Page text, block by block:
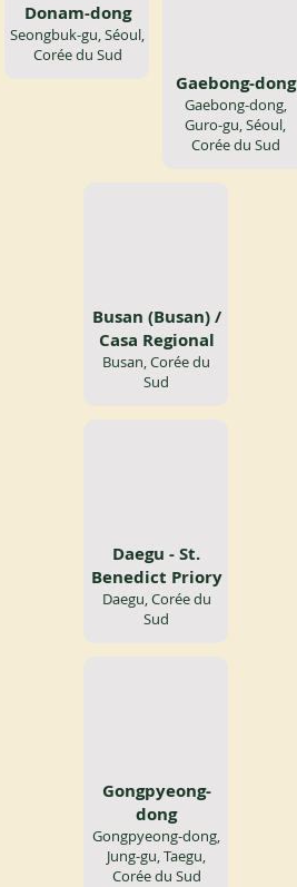
Donam-dong
Seongbuk-gu, Séoul,
Corée du Sud
Gaebong-dong
Gaebong-dong,
Guro-gu, Séoul,
Corée du Sud
Busan (Busan) /
Casa Regional
Busan, Corée du
Sud
Daegu - St.
Benedict Priory
Daegu, Corée du
Sud
Gongpyeong-
dong
Gongpyeong-dong,
Jung-gu, Taegu,
Corée du Sud